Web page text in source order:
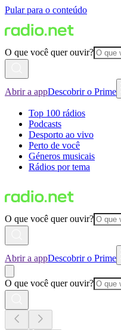
Pular para o conteúdo
O que você quer ouvir?
Abrir a appDescobrir o Prime
Top 100 rádios
Podcasts
Desporto ao vivo
Perto de você
Géneros musicais
Rádios por tema
O que você quer ouvir?
Abrir a appDescobrir o Prime
O que você quer ouvir?